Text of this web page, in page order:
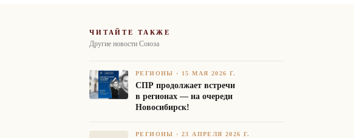
ЧИТАЙТЕ ТАКЖЕ
Другие новости Союза
РЕГИОНЫ · 15 МАЯ 2026 Г.
СПР продолжает встречи
в регионах — на очереди
Новосибирск!
РЕГИОНЫ ·23 АПРЕЛЯ 2026 Г.